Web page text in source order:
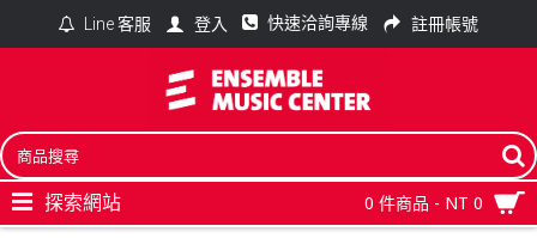
Line 客服 登入 快速洽詢專線 註冊帳號
0 件商品 - NT 0
探索網站